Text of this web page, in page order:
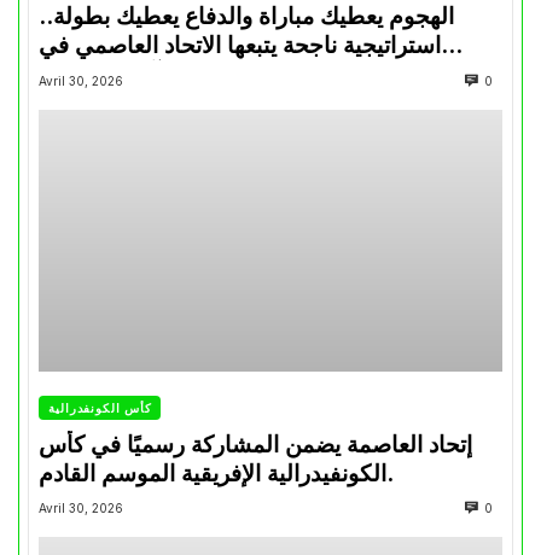
الهجوم يعطيك مباراة والدفاع يعطيك بطولة..
استراتيجية ناجحة يتبعها الاتحاد العاصمي في
تتويجاته آخر السنوات
Avril 30, 2026 0
كأس الكونفدرالية
إتحاد العاصمة يضمن المشاركة رسميًا في كأس
الكونفيدرالية الإفريقية الموسم القادم.
Avril 30, 2026 0